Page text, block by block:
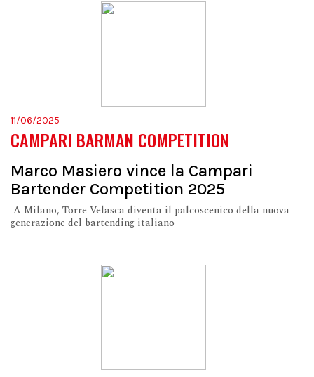
11/06/2025
CAMPARI BARMAN COMPETITION
Marco Masiero vince la Campari
Bartender Competition 2025
A Milano, Torre Velasca diventa il palcoscenico della nuova
generazione del bartending italiano